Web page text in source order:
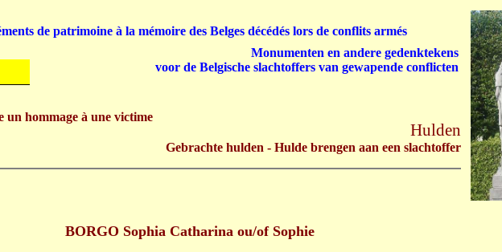
BORGO Sophia Catharina ou/of Sophie
un hommage à une victime
Hulden
Gebrachte hulden - Hulde brengen aan een slachtoffer
de patrimoine à la mémoire des Belges décédés lors de conflits armés
Monumenten en andere gedenktekens
voor de Belgische slachtoffers van gewapende conflicten